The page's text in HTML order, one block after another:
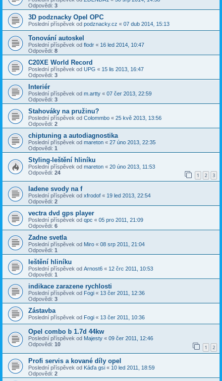
Odpovědi: 3
3D podznacky Opel OPC
Poslední příspěvek od podznacky.cz « 07 dub 2014, 15:13
Tonování autoskel
Poslední příspěvek od flodr « 16 led 2014, 10:47
Odpovědi: 8
C20XE World Record
Poslední příspěvek od UPG « 15 lis 2013, 16:47
Odpovědi: 3
Interiér
Poslední příspěvek od m.artty « 07 čer 2013, 22:59
Odpovědi: 3
Stahováky na pružinu?
Poslední příspěvek od Colommbo « 25 kvě 2013, 13:56
Odpovědi: 2
chiptuning a autodiagnostika
Poslední příspěvek od mareton « 27 úno 2013, 22:35
Odpovědi: 1
Styling-leštění hliníku
Poslední příspěvek od mareton « 20 úno 2013, 11:53
Odpovědi: 24 1 2 3
ladene svody na f
Poslední příspěvek od xfrodof « 19 led 2013, 22:54
Odpovědi: 2
vectra dvd gps player
Poslední příspěvek od qpc « 05 pro 2011, 21:09
Odpovědi: 6
Zadne svetla
Poslední příspěvek od Miro « 08 srp 2011, 21:04
Odpovědi: 1
leštění hliníku
Poslední příspěvek od Arnost6 « 12 črc 2011, 10:53
Odpovědi: 1
indikace zarazene rychlosti
Poslední příspěvek od Fogi « 13 čer 2011, 12:36
Odpovědi: 3
Zástavba
Poslední příspěvek od Fogi « 13 čer 2011, 10:36
Opel combo b 1.7d 44kw
Poslední příspěvek od Majesty « 09 čer 2011, 12:46
Odpovědi: 10 1 2
Profi servis a kované díly opel
Poslední příspěvek od Káďa gsi « 10 led 2011, 18:59
Odpovědi: 2